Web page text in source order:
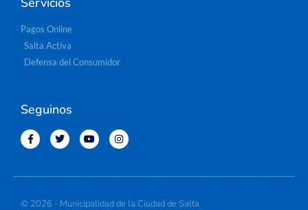
Pagos Online
Salta Activa
Defensa del Consumidor
Seguinos
© 2026 - Municipalidad de la Ciudad de Salta